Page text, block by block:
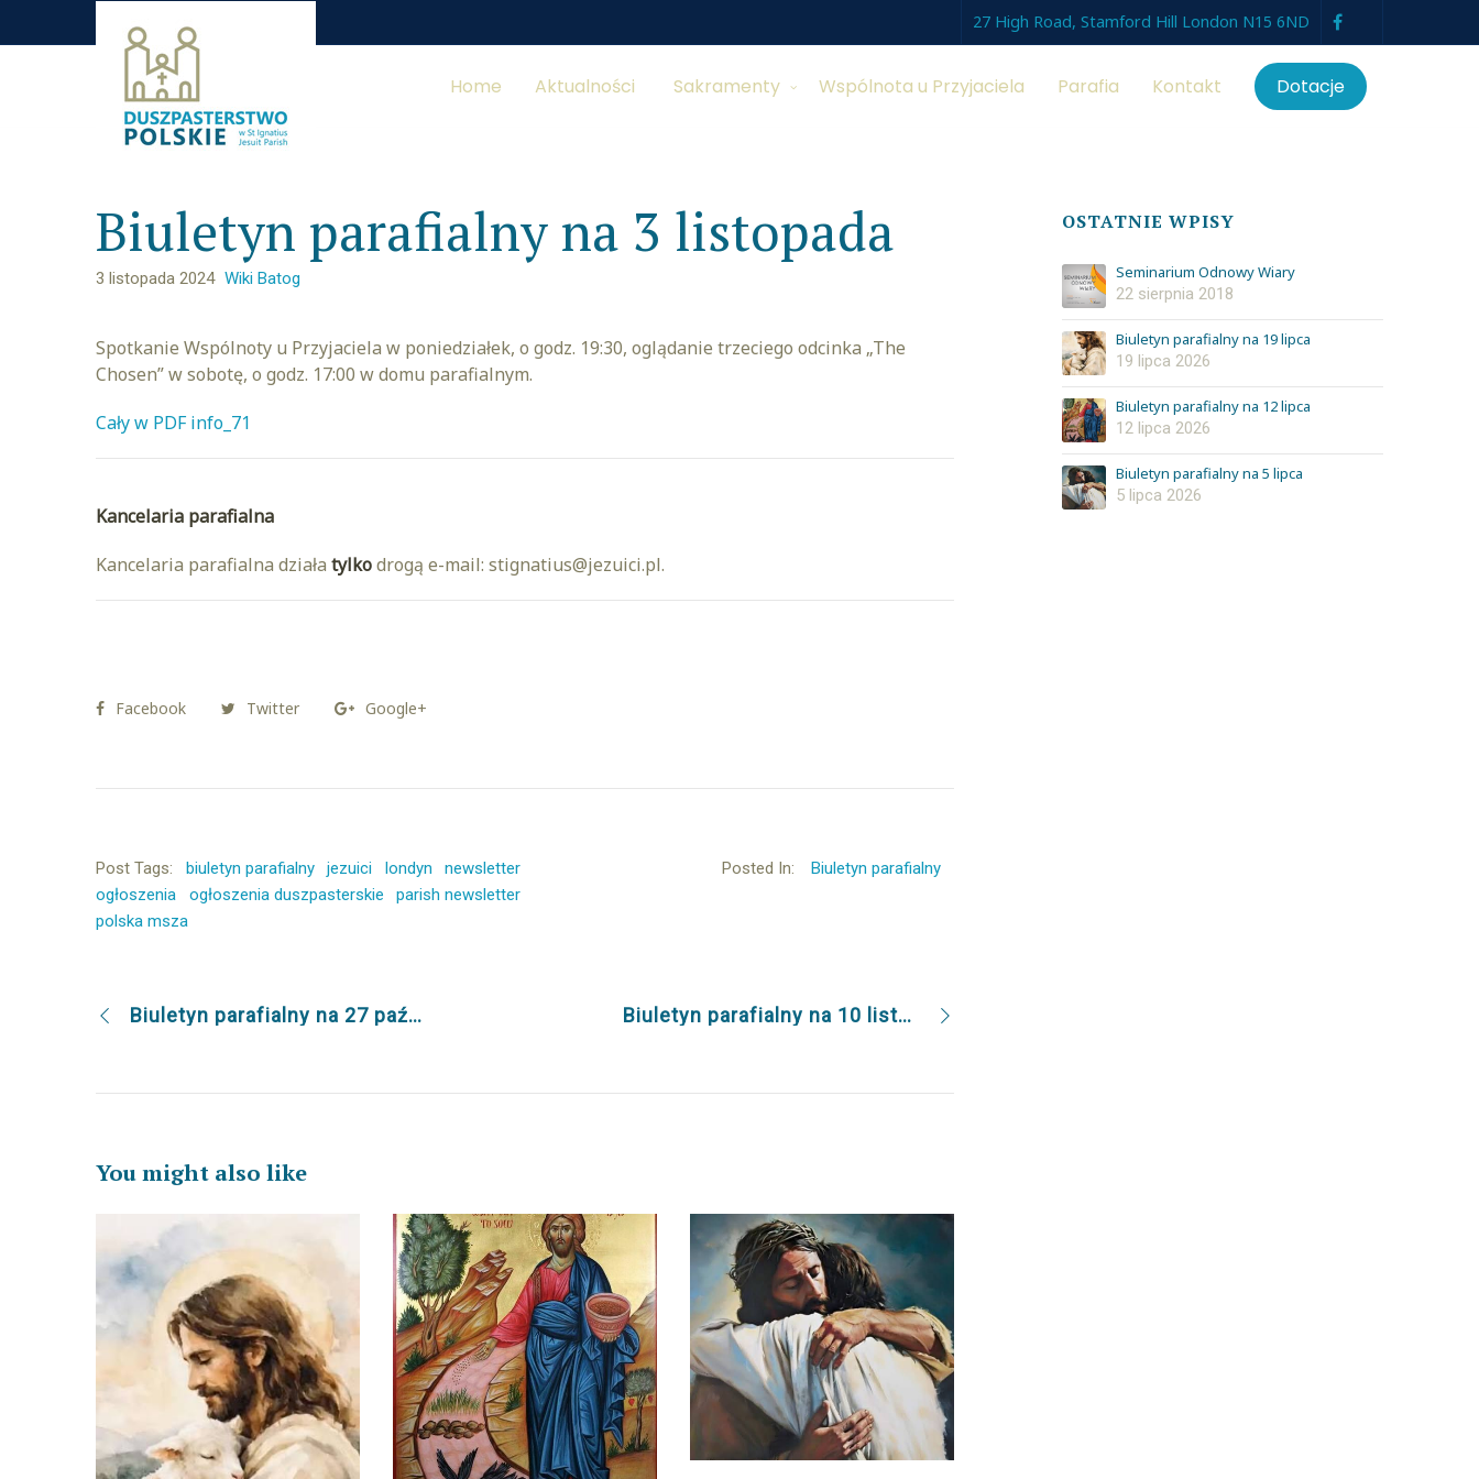
27 High Road, Stamford Hill London N15 6ND
Home Aktualności Sakramenty Wspólnota u Przyjaciela Parafia Kontakt Dotacje
Biuletyn parafialny na 3 listopada
3 listopada 2024 Wiki Batog
Spotkanie Wspólnoty u Przyjaciela w poniedziałek, o godz. 19:30, oglądanie trzeciego odcinka „The
Chosen” w sobotę, o godz. 17:00 w domu parafialnym.
Cały w PDF info_71
Kancelaria parafialna
Kancelaria parafialna działa tylkodrogą e-mail: stignatius@jezuici.pl.
Facebook Twitter Google+
Post Tags: biuletyn parafialny jezuici londyn
newsletter
ogłoszenia
ogłoszenia duszpasterskie
parish newsletter
polska msza
Posted In: Biuletyn parafialny
Biuletyn parafialny na 27 października Biuletyn parafialny na 10 listopada
You might also like
OSTATNIE WPISY
Seminarium Odnowy Wiary
22 sierpnia 2018
Biuletyn parafialny na 19 lipca
19 lipca 2026
Biuletyn parafialny na 12 lipca
12 lipca 2026
Biuletyn parafialny na 5 lipca
5 lipca 2026